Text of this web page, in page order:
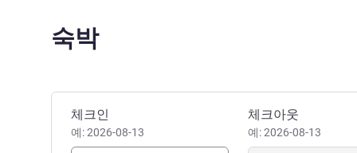
숙박
이 호텔 예약하기
체크인
예: 2026-08-13
체크아웃
예: 2026-08-13